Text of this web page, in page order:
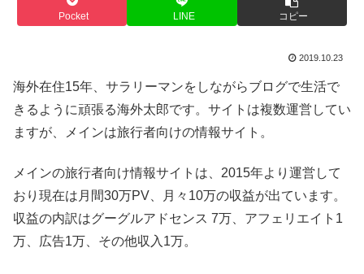
Pocket LINE コピー
2019.10.23
海外在住15年、サラリーマンをしながらブログで生活で
きるように頑張る海外太郎です。サイトは複数運営してい
ますが、メインは旅行者向けの情報サイト。
メインの旅行者向け情報サイトは、2015年より運営して
おり現在は月間30万PV、月々10万の収益が出ています。
収益の内訳はグーグルアドセンス 7万、アフェリエイト1
万、広告1万、その他収入1万。